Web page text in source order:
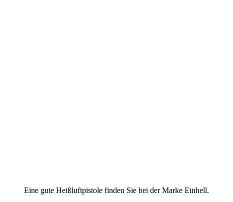
Eine gute Heißluftpistole finden Sie bei der Marke Einhell.